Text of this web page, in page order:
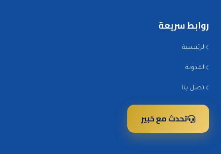
روابط سريعة
الرئيسية
المدونة
اتصل بنا
تحدث مع خبير